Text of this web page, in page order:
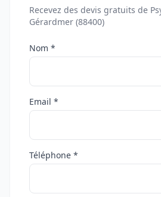
Recevez des devis gratuits de
Gérardmer (88400)
Nom *
Email *
Téléphone *